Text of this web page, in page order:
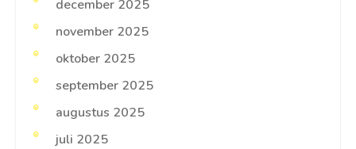
december 2025
november 2025
oktober 2025
september 2025
augustus 2025
juli 2025